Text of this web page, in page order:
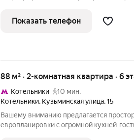
место для готовки и обеденной зоны идеальное сочетание уюта и
практичности.
Показать телефон
88 м² · 2-комнатная квартира · 6
Котельники
10 мин.
Котельники, Кузьминская улица,15
Вашему вниманию предлагается
европланировки с огромной кухней-